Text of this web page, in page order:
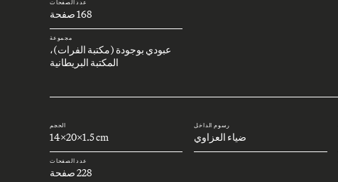
عدد الصفحات
168 صفحة
مجموعة
عبودي بوجودة (مكتبة الفرات)،
المكتبة البريطانية
رسوم الداخل
ضياء العزاوي
الحجم
14x20x1.5 cm
عدد الصفحات
228 صفحة